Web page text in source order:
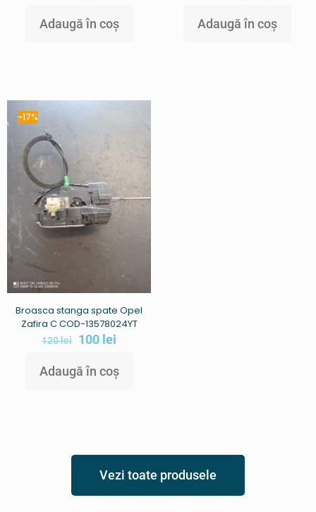
Adaugă în coș Adaugă în coș
-17%
Broasca stanga spate Opel
Zafira C COD-13578024YT
120lei 100 lei
Adaugă în coș
Vezi toate produsele